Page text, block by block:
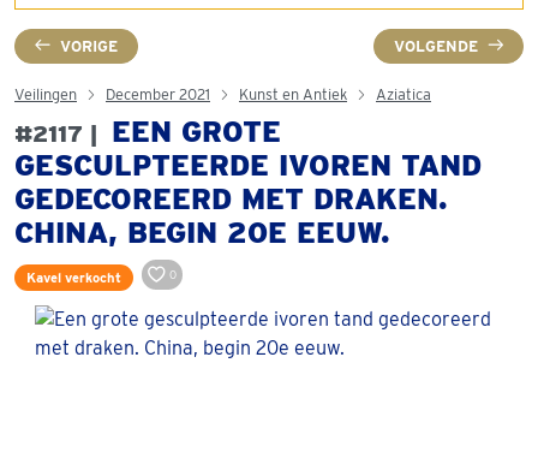
VORIGE VOLGENDE
Veilingen December 2021 Kunst en Antiek Aziatica
#2117 |
EEN GROTE
GESCULPTEERDE IVOREN TAND
GEDECOREERD MET DRAKEN.
CHINA, BEGIN 20E EEUW.
Kavel verkocht 0